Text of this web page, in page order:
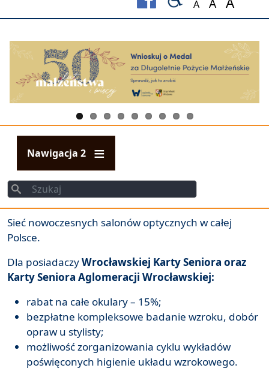
A
Set font size to
Set font
Set
Nawigacja 2
Szukaj
Szukaj
Sieć nowoczesnych salonów optycznych w całej
Polsce.
Dla posiadaczyWrocławskiej Karty Seniora oraz
Karty Seniora Aglomeracji Wrocławskiej:
rabat na całe okulary – 15%;
bezpłatne kompleksowe badanie wzroku, dobór
opraw u stylisty;
możliwość zorganizowania cyklu wykładów
poświęconych higienie układu wzrokowego.